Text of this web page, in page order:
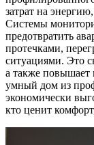
затрат на
Системы
предотвратить
протечками,
ситуациями. Это
а также повышает
умный дом из
экономически
кто ценит